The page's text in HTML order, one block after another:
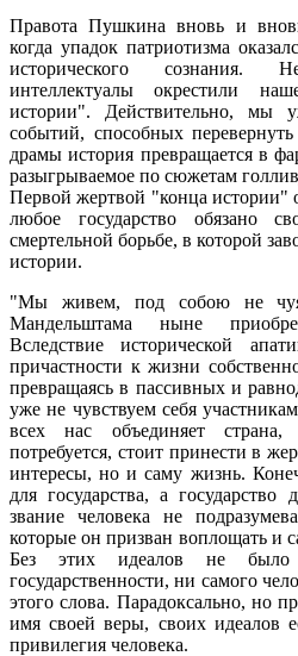
Правота Пушкина вновь и
когда упадок патриотизма
исторического сознания.
интеллектуалы окрестили
истории". Действительно,
событий, способных
драмы история превращается в
разыгрываемое по сюжетам
Первой жертвой "конца истории"
любое государство обязано
смертельной борьбе, в которой
истории.
"Мы живем, под собою не
Мандельштама ныне
Вследствие исторической
причастности к жизни
превращаясь в пассивных и
уже не чувствуем себя
всех нас объединяет
потребуется, стоит принести в
интересы, но и саму жизнь.
для государства, а
звание человека не
которые он призван воплощать и
Без этих идеалов не
государственности, ни самого
этого слова. Парадоксально, но
имя своей веры, своих идеалов
привилегия человека.